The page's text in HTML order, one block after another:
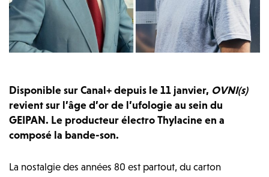
Disponible sur Canal+ depuis le 11 janvier, OVNI(s)
revient sur l’âge d’or de l’ufologie au sein du
GEIPAN. Le producteur électro Thylacine en a
composé la bande-son.
La nostalgie des années 80 est partout, du carton